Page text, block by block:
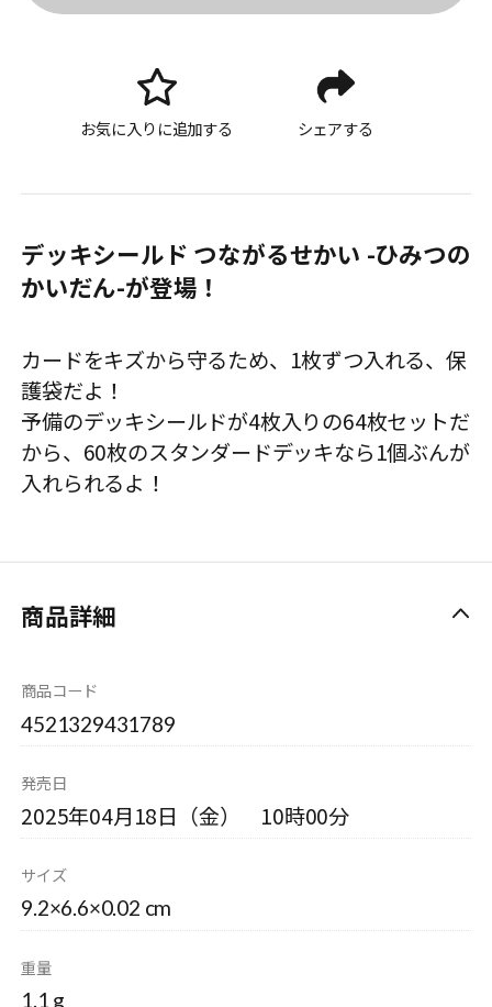
お気に入りに追加する シェアする
デッキシールド つながるせかい -ひみつの
かいだん-が登場！
カードをキズから守るため、1枚ずつ入れる、保
護袋だよ！
予備のデッキシールドが4枚入りの64枚セットだ
から、60枚のスタンダードデッキなら1個ぶんが
入れられるよ！
商品詳細
商品コード
4521329431789
発売日
2025年04月18日（金） 10時00分
サイズ
9.2×6.6×0.02 cm
重量
1.1 g